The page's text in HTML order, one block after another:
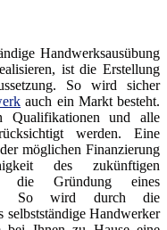
Handwerksausübung
ist die Erstellung
So wird sicher
auch ein Markt besteht.
Qualifikationen und alle
werden. Eine
möglichen Finanzierung
des zukünftigen
die Gründung eines
So wird durch die
selbstständige Handwerker